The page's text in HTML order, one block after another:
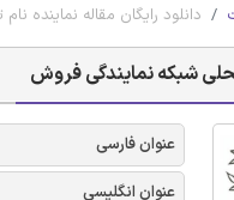
دانلود رایگان مقاله نماینده
محلی شبکه نمایندگی فروش
عنوان فارسی
عنوان انگلیسی